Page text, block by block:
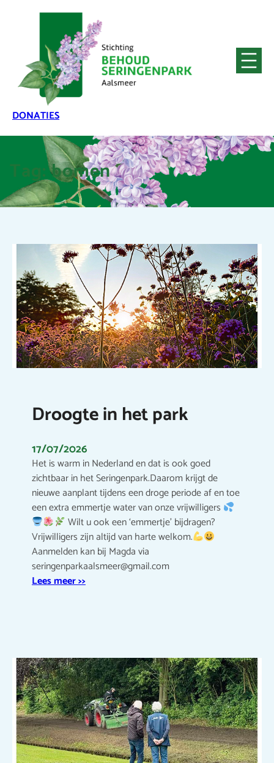
DONATIES
Tag:bomen
Droogte in het park
17/07/2026
Het is warm in Nederland en dat is ook goed
zichtbaar in het Seringenpark.Daarom krijgt de
nieuwe aanplant tijdens een droge periode af en toe
een extra emmertje water van onze vrijwilligers
Wilt u ook een ‘emmertje’ bijdragen?
Vrijwilligers zijn altijd van harte welkom.
Aanmelden kan bij Magda via
seringenparkaalsmeer@gmail.com
Lees meer >>